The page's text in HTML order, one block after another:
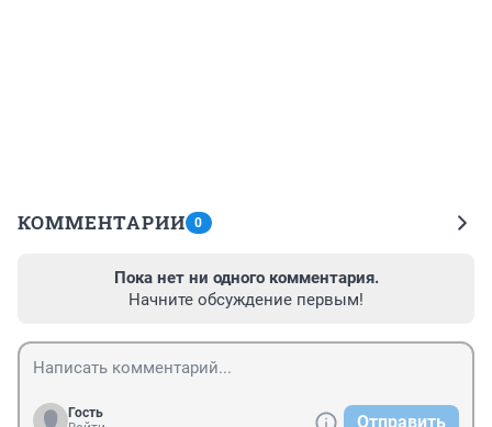
КОММЕНТАРИИ 0
Пока нет ни одного комментария.
Начните обсуждение первым!
Гость
Отправить